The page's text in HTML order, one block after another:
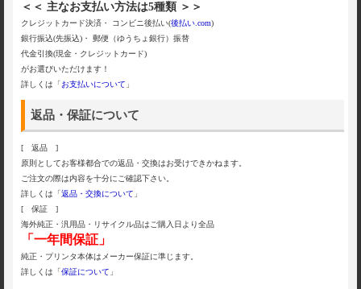
＜＜ 主なお支払い方法は5種類 ＞＞
クレジットカード決済・ コンビニ後払い(後払い.com)
銀行振込(先振込)・ 郵便（ゆうちょ銀行）振替
代金引換(現金・クレジットカード)
がお選びいただけます！
詳しくは「お支払いについて 」
返品・保証について
[ 返品 ]
原則としてお客様都合での返品・交換はお受けできかねます。
ご注文の際は内容を十分にご確認下さい。
詳しくは「返品・交換について 」
[ 保証 ]
海外純正・汎用品・リサイクル品はご購入日より全品
「一年間保証」
純正・プリンタ本体はメーカー保証に準じます。
詳しくは「保証について 」